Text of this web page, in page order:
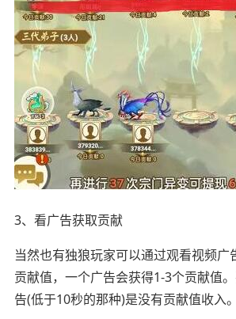
3、看广告获取贡献
当然也有独狼玩家可以通过观看视频广
贡献值，一个广告会获得1-3个贡献值
告(低于10秒的那种)是没有贡献值收入。